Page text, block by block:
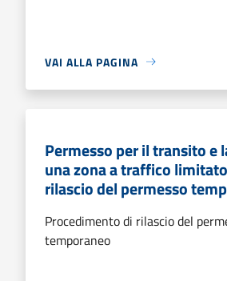
VAI ALLA PAGINA
Permesso per il transito e
una zona a traffico
rilascio del permesso
Procedimento di rilascio del
temporaneo